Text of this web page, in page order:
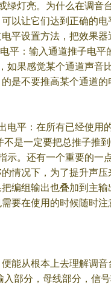
绿灯亮。为什么在调音
以让它们达到正确的
平设置方法，把效果
电平：输入通道推子电
如果感觉某个通道声音
是不要推高某个通道
电平：在所有已经使
是一定要把总推子推到
示。还有一个重要的一
情况下，为了提升声
编组输出也叠加到主
要在使用的时候随时
能从根本上去理解调音
入部分，母线部分，信